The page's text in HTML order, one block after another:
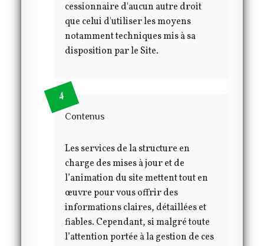
cessionnaire d'aucun autre droit
que celui d'utiliser les moyens
notamment techniques mis à sa
disposition par le Site.
Contenus
Les services de la structure en
charge des mises à jour et de
l’animation du site mettent tout en
œuvre pour vous offrir des
informations claires, détaillées et
fiables. Cependant, si malgré toute
l’attention portée à la gestion de ces